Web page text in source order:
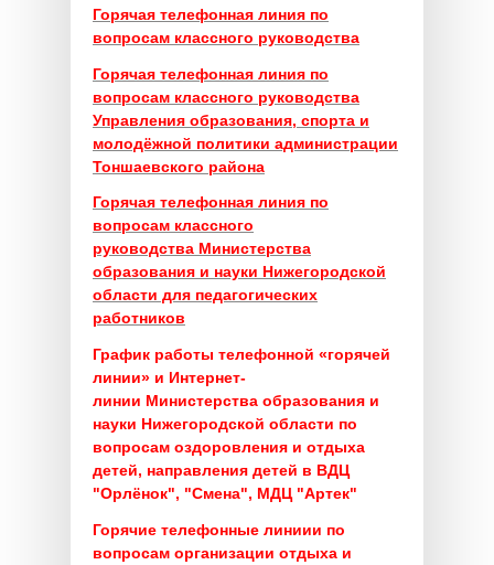
Горячая телефонная линия по
вопросам классного руководства
Горячая телефонная линия по
вопросам классного руководства
Управления образования, спорта и
молодёжной политики администрации
Тоншаевского района
Горячая телефонная линия по
вопросам классного
руководства Министерства
образования и науки Нижегородской
области для педагогических
работников
График работы телефонной «горячей
линии» и Интернет-
линии Министерства образования и
науки Нижегородской области по
вопросам оздоровления и отдыха
детей, направления детей в ВДЦ
"Орлёнок", "Смена", МДЦ "Артек"
Горячие телефонные линиии по
вопросам организации отдыха и